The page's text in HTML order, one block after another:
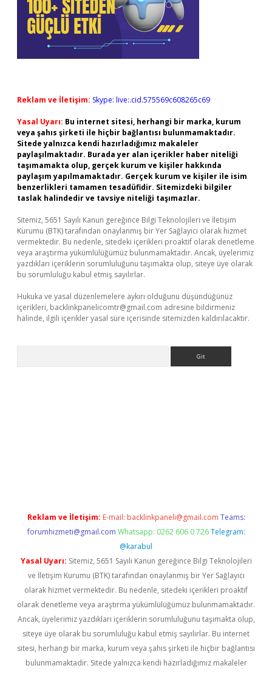
Reklam ve İletişim: Skype: live:.cid.575569c608265c69
Yasal Uyarı: Bu internet sitesi, herhangi bir marka, kurum
veya şahıs şirketi ile hiçbir bağlantısı bulunmamaktadır.
Sitede yalnızca kendi hazırladığımız makaleler
paylaşılmaktadır. Burada yer alan içerikler haber niteliği
taşımamakta olup, gerçek kurum ve kişiler hakkında
paylaşım yapılmamaktadır. Gerçek kurum ve kişiler ile isim
benzerlikleri tamamen tesadüfidir. Sitemizdeki bilgiler
taslak halindedir ve tavsiye niteliği taşımazlar.
Sitemiz, 5651 Sayılı Kanun gereğince Bilgi Teknolojileri ve İletişim
Kurumu (BTK) tarafından onaylanmış bir Yer Sağlayıcı olarak hizmet
vermektedir. Bu nedenle, sitedeki içerikleri proaktif olarak denetleme
veya araştırma yükümlülüğümüz bulunmamaktadır. Ancak, üyelerimiz
yazdıkları içeriklerin sorumluluğunu taşımakta olup, siteye üye olarak
bu sorumluluğu kabul etmiş sayılırlar.
Hukuka ve yasal düzenlemelere aykırı olduğunu düşündüğünüz
içerikleri, backlinkpanelicomtr@gmail.com adresine bildirmeniz
halinde, ilgili içerikler yasal süre içerisinde sitemizden kaldırılacaktır.
Reklam ve İletişim: E-mail: backlinkpaneli@gmail.com Teams:
forumhizmeti@gmail.com Whatsapp: 0262 606 0 726 Telegram:
@karabul
Yasal Uyarı: Sitemiz, 5651 Sayılı Kanun gereğince Bilgi Teknolojileri
ve İletişim Kurumu (BTK) tarafından onaylanmış bir Yer Sağlayıcı
olarak hizmet vermektedir. Bu nedenle, sitedeki içerikleri proaktif
olarak denetleme veya araştırma yükümlülüğümüz bulunmamaktadır.
Ancak, üyelerimiz yazdıkları içeriklerin sorumluluğunu taşımakta olup,
siteye üye olarak bu sorumluluğu kabul etmiş sayılırlar. Bu internet
sitesi, herhangi bir marka, kurum veya şahıs şirketi ile hiçbir bağlantısı
bulunmamaktadır. Sitede yalnızca kendi hazırladığımız makaleler